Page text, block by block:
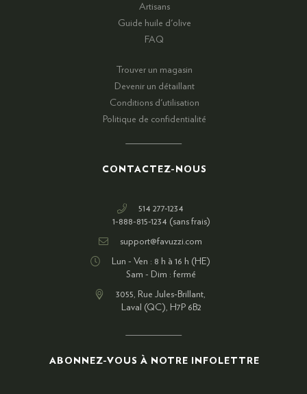
Artisans
Guide huile d'olive
FAQ
Trouver un magasin
Devenir un détaillant
Conditions d'utilisation
Politique de confidentialité
CONTACTEZ-NOUS
514 277-1234
1-888-815-1234 (sans frais)
support@favuzzi.com
Lun - Ven : 8 h à 16 h (HE)
Sam - Dim : fermé
3055, Rue Jules-Brillant,
Laval (QC), H7P 6B2
ABONNEZ-VOUS À NOTRE INFOLETTRE